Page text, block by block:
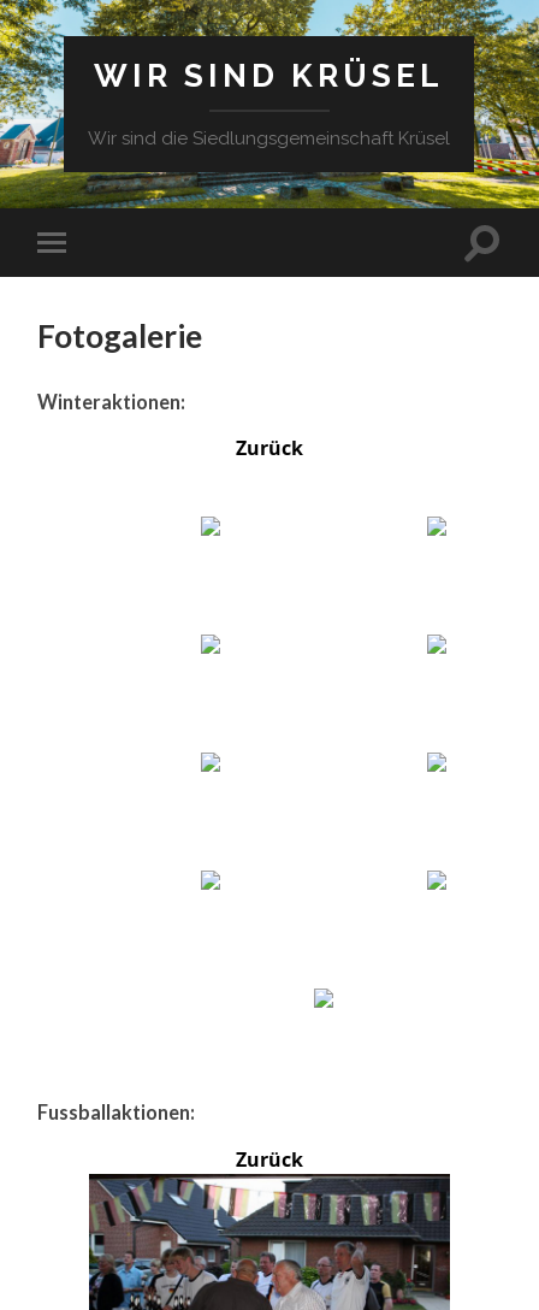
WIR SIND KRÜSEL
Wir sind die Siedlungsgemeinschaft Krüsel
Fotogalerie
Winteraktionen:
Zurück
Fussballaktionen:
Zurück